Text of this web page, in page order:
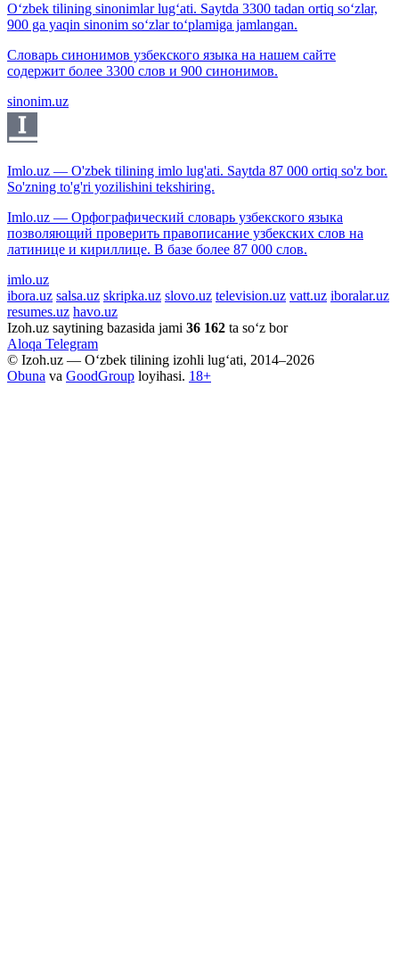
O‘zbek tilining sinonimlar lug‘ati. Saytda 3300 tadan ortiq so‘zlar,
900 ga yaqin sinonim so‘zlar to‘plamiga jamlangan.
Словарь синонимов узбекского языка на нашем сайте
содержит более 3300 слов и 900 синонимов.
sinonim.uz
Imlo.uz — O'zbek tilining imlo lug'ati. Saytda 87 000 ortiq so'z bor.
So'zning to'g'ri yozilishini tekshiring.
Imlo.uz — Орфографический словарь узбекского языка
позволяющий проверить правописание узбекских слов на
латинице и кириллице. В базе более 87 000 слов.
imlo.uz
ibora.uz salsa.uz skripka.uz slovo.uz television.uz vatt.uz iboralar.uz
resumes.uz havo.uz
Izoh.uz saytining bazasida jami 36 162 ta so‘z bor
Aloqa Telegram
© Izoh.uz — O‘zbek tilining izohli lug‘ati, 2014–2026
Obuna va GoodGroup loyihasi. 18+